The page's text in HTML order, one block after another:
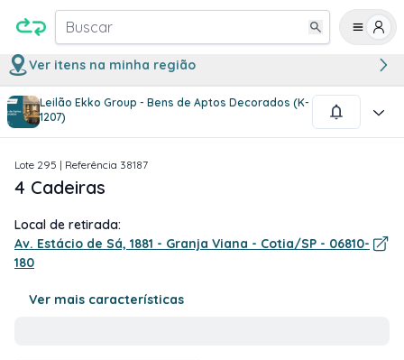
Buscar
Ver itens na minha região
Leilão Ekko Group - Bens de Aptos Decorados (K-
1207)
1/1
Lote 295 | Referência 38187
4 Cadeiras
Local de retirada:
Av. Estácio de Sá, 1881 - Granja Viana - Cotia/SP - 06810-
180
Ver mais características